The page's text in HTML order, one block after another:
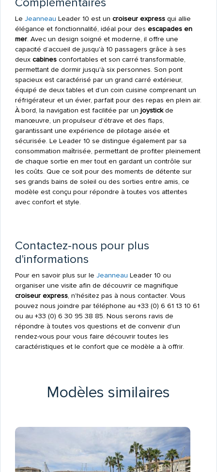
Le Jeanneau Leader 10 est un croiseur expressqui allie
élégance et fonctionnalité, idéal pour des escapades en
mer. Avec un design soigné et moderne, il offre une
capacité d’accueil de jusqu'à 10 passagers grâce à ses
deux cabinesconfortables et son carré transformable,
permettant de dormir jusqu'à six personnes. Son pont
spacieux est caractérisé par un grand carré extérieur,
équipé de deux tables et d’un coin cuisine comprenant un
réfrigérateur et un évier, parfait pour des repas en plein air.
À bord, la navigation est facilitée par un joystickde
manœuvre, un propulseur d'étrave et des flaps,
garantissant une expérience de pilotage aisée et
sécurisée. Le Leader 10 se distingue également par sa
consommation maîtrisée, permettant de profiter pleinement
de chaque sortie en mer tout en gardant un contrôle sur
les coûts. Que ce soit pour des moments de détente sur
ses grands bains de soleil ou des sorties entre amis, ce
modèle est conçu pour répondre à toutes vos attentes
avec confort et style.
Contactez-nous pour plus
d'informations
Pour en savoir plus sur le Jeanneau Leader 10 ou
organiser une visite afin de découvrir ce magnifique
croiseur express, n'hésitez pas à nous contacter. Vous
pouvez nous joindre par téléphone au +33 (0) 6 61 13 10 61
ou au +33 (0) 6 30 95 38 85. Nous serons ravis de
répondre à toutes vos questions et de convenir d'un
rendez-vous pour vous faire découvrir toutes les
caractéristiques et le confort que ce modèle a à offrir.
Modèles similaires